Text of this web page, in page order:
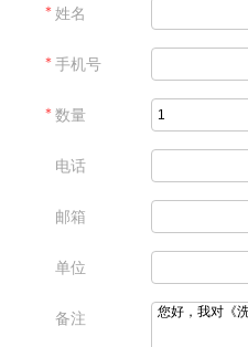
＊ 姓名
＊ 手机号
＊ 数量
电话
邮箱
单位
备注